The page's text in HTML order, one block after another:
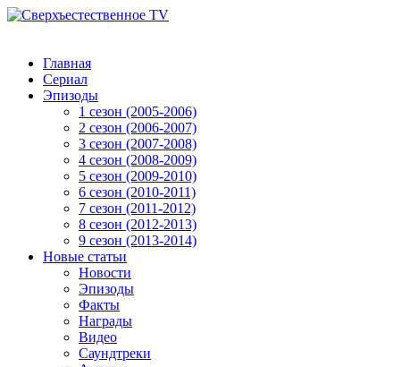
Главная
Сериал
Эпизоды
1 сезон (2005-2006)
2 сезон (2006-2007)
3 сезон (2007-2008)
4 сезон (2008-2009)
5 сезон (2009-2010)
6 сезон (2010-2011)
7 сезон (2011-2012)
8 сезон (2012-2013)
9 сезон (2013-2014)
Новые статьи
Новости
Эпизоды
Факты
Награды
Видео
Саундтреки